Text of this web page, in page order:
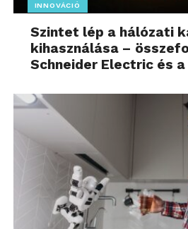
INNOVÁCIÓ
Szintet lép a hálózati
kihasználása –
Schneider Electric és